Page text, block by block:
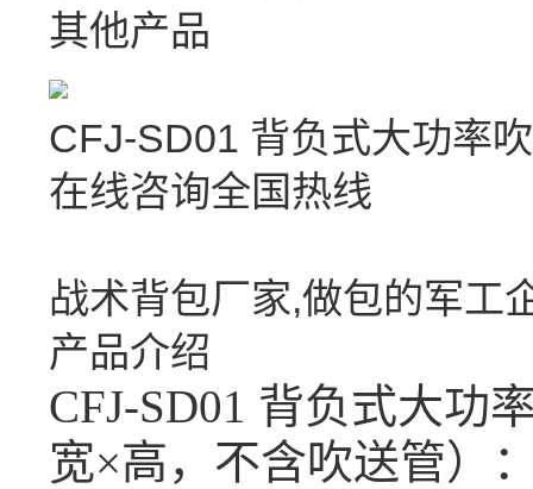
其他产品
CFJ-SD01 背负式大功率
在线咨询全国热线
战术背包厂家,做包的军工
产品介绍
CFJ-SD01 背负式大功
宽×高，不含吹送管）